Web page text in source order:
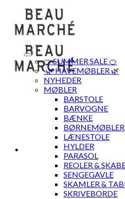
content
🍊 SUMMER SALE 🍊
·🌿 HAVEMØBLER 🌿
NYHEDER
MØBLER
BARSTOLE
BARVOGNE
BÆNKE
BØRNEMØBLER
LÆNESTOLE
HYLDER
PARASOL
REOLER &
SENGEGAVLE
SKAMLER &
SKRIVEBORDE